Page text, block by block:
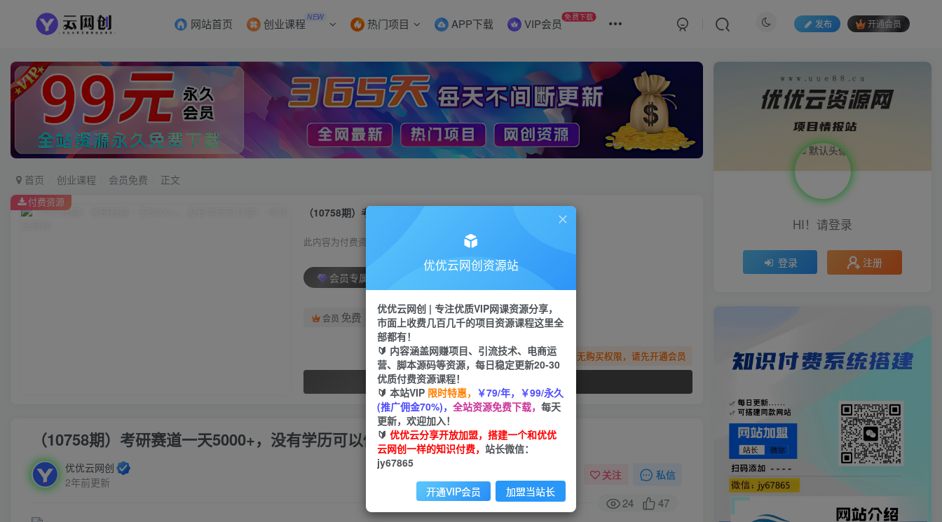
网站首页 创业课程 NEW 热门项目 APP下载 VIP会员 免费下载
发布 开通会员
首页 创业课程 会员免费 正文
（10758期）考研赛道一天5000+，没有学历可以做！
此内容为付费资源，请付费后查看
会员专属资源
会员 免费
您暂无购买权限，请先开通会员
付费资源
（10758期）考研赛道一天5000+，没有学历可以做！
优优云网创
2年前更新
关注 私信
24 47
HI！请登录
登录 注册
优优云网创资源站
优优云网创 | 专注优质VIP网课资源分享，
市面上收费几百几千的项目资源课程这里全
部都有！
🔰 内容涵盖网赚项目、引流技术、电商运
营、脚本源码等资源，每日稳定更新20-30
优质付费资源课程！
🔰 本站VIP 限时特惠， ￥79/年，￥99/永久
(推广佣金70%)， 全站资源免费下载， 每天
更新，欢迎加入！
🔰 优优云分享开放加盟，搭建一个和优优
云网创一样的知识付费， 站长微信：
jy67865
开通VIP会员 加盟当站长